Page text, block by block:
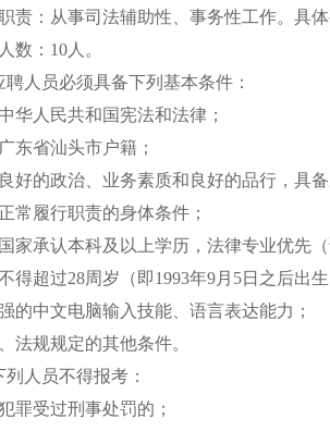
责：从事司法辅助性、事务性工作。具
数：10人。
聘人员必须具备下列基本条件：
华人民共和国宪法和法律；
东省汕头市户籍；
好的政治、业务素质和良好的品行，具
常履行职责的身体条件；
家承认本科及以上学历，法律专业优先（
得超过28周岁（即1993年9月5日之后出生
的中文电脑输入技能、语言表达能力；
法规规定的其他条件。
列人员不得报考：
罪受过刑事处罚的；